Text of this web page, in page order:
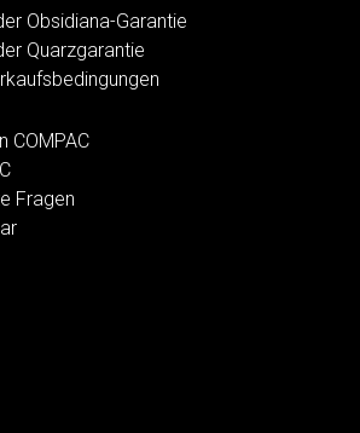
Obsidiana-Garantie
Quarzgarantie
COMPAC
Fragen